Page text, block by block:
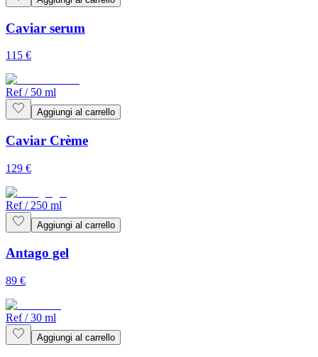
Caviar serum
115 €
Ref/ 50 ml
Aggiungi al carrello
Caviar Crème
129 €
Ref/ 250 ml
Aggiungi al carrello
Antago gel
89 €
Ref/30 ml
Aggiungi al carrello